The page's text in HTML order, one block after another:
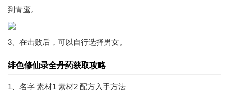
到青鸾。
3、在击败后，可以自行选择男女。
绯色修仙录全丹药获取攻略
1、名字 素材1 素材2 配方入手方法